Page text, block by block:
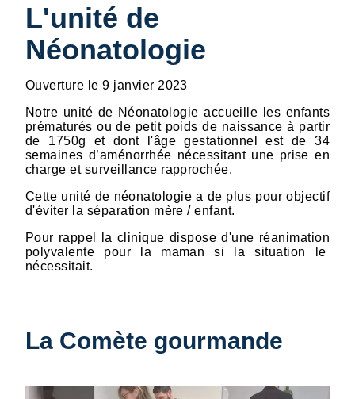
L'unité de
Néonatologie
Ouverture le 9 janvier 2023
Notre unité de Néonatologie accueille les enfants
prématurés ou de petit poids de naissance à partir
de 1750g et dont l'âge gestationnel est de 34
semaines d’aménorrhée nécessitant une prise en
charge et surveillance rapprochée.
Cette unité de néonatologie a de plus pour objectif
d'éviter la séparation mère / enfant.
Pour rappel la clinique dispose d'une réanimation
polyvalente pour la maman si la situation le
nécessitait.
La Comète gourmande